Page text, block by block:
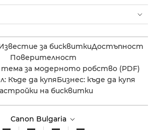
за бисквиткиДостъпност
Поверителност
тема за модерното робство (PDF)
Къде да купяБизнес: къде да купя
на бисквитки
Canon Bulgaria